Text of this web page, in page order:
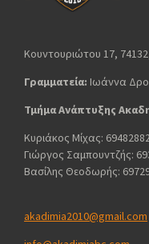
Κουντουριώτου 17,
Γραμματεία: Ιωάννα
Τμήμα Ανάπτυξης
Κυριάκος Μίχας:
Γιώργος Σαμπουντζής:
Βασίλης Θεοδωρής:
akadimia2010@gmail.com